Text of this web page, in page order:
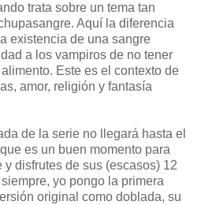
trata sobre un tema tan
Aquí la diferencia
existencia de una sangre
a los vampiros de no tener
Este es el contexto de
amor, religión y fantasía
de la serie no llegará hasta el
es un buen momento para
disfrutes de sus (escasos) 12
yo pongo la primera
original como doblada, su